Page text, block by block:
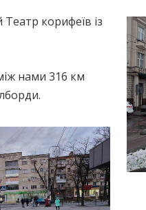
корифеїв із
нами 316 км